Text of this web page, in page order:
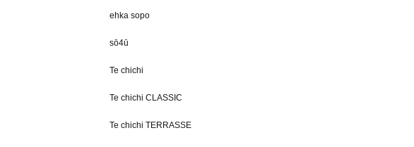
ehka sopo
sō4ū
Te chichi
Te chichi CLASSIC
Te chichi TERRASSE